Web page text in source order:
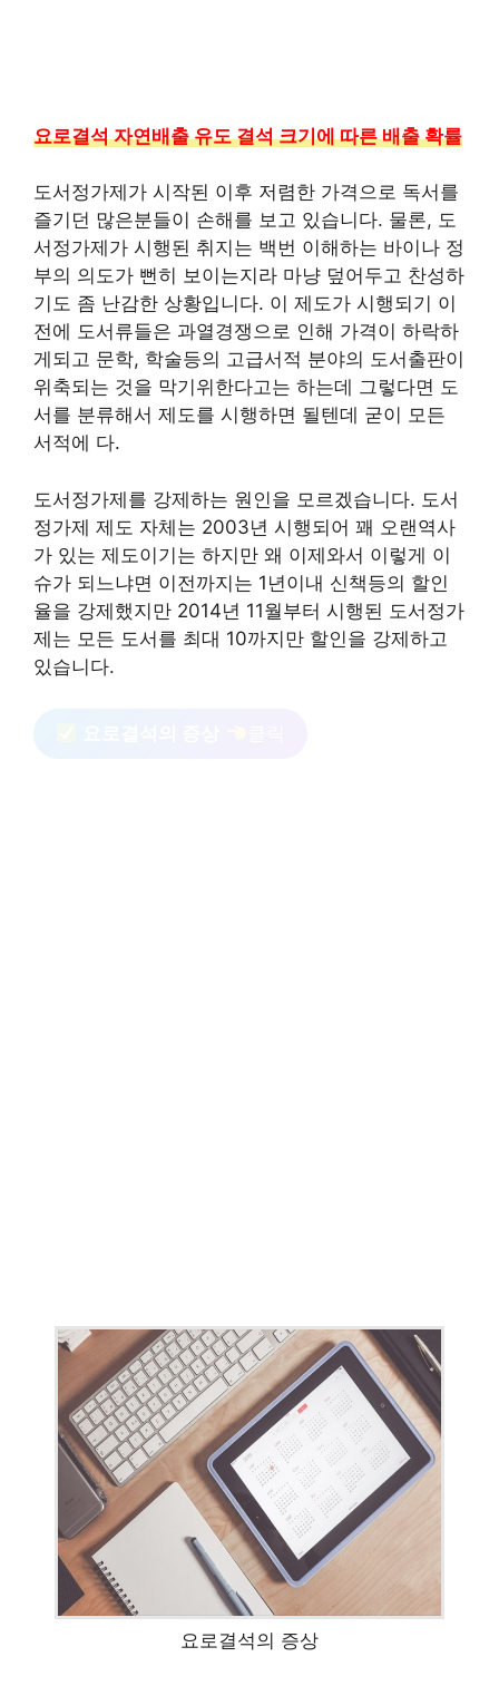
요로결석 자연배출 유도 결석 크기에 따른 배출 확률
도서정가제가 시작된 이후 저렴한 가격으로 독서를
즐기던 많은분들이 손해를 보고 있습니다. 물론, 도
서정가제가 시행된 취지는 백번 이해하는 바이나 정
부의 의도가 뻔히 보이는지라 마냥 덮어두고 찬성하
기도 좀 난감한 상황입니다. 이 제도가 시행되기 이
전에 도서류들은 과열경쟁으로 인해 가격이 하락하
게되고 문학, 학술등의 고급서적 분야의 도서출판이
위축되는 것을 막기위한다고는 하는데 그렇다면 도
서를 분류해서 제도를 시행하면 될텐데 굳이 모든
서적에 다.
도서정가제를 강제하는 원인을 모르겠습니다. 도서
정가제 제도 자체는 2003년 시행되어 꽤 오랜역사
가 있는 제도이기는 하지만 왜 이제와서 이렇게 이
슈가 되느냐면 이전까지는 1년이내 신책등의 할인
율을 강제했지만 2014년 11월부터 시행된 도서정가
제는 모든 도서를 최대 10까지만 할인을 강제하고
있습니다.
요로결석의 증상